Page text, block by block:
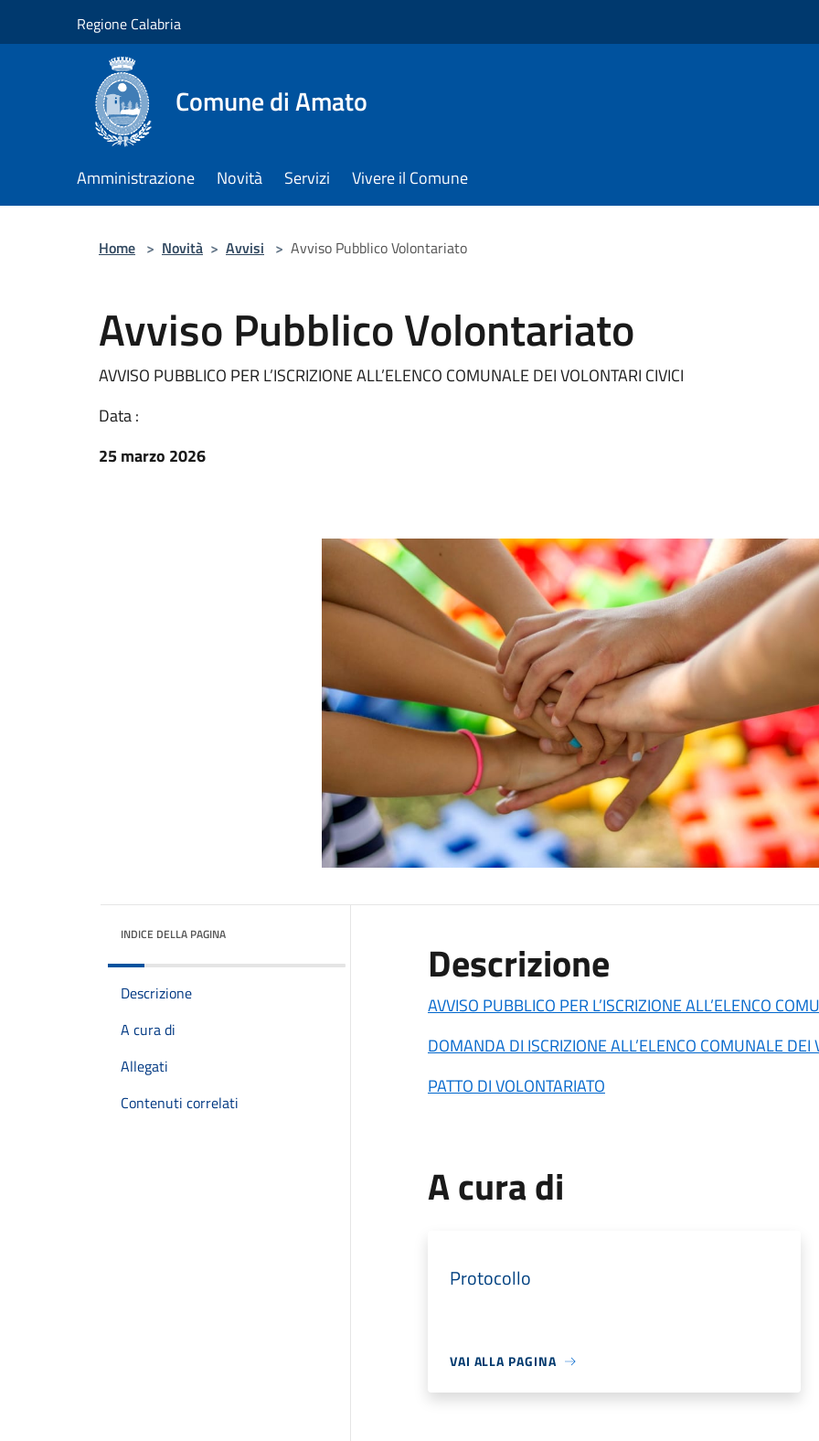
Regione Calabria
Comune di Amato
Amministrazione Novità Servizi Vivere il Comune
Home > Novità > Avvisi > Avviso Pubblico Volontariato
Avviso Pubblico Volontariato
AVVISO PUBBLICO PER L’ISCRIZIONE ALL’ELENCO COMUNALE DEI VOLONTARI CIVICI
Data :
25 marzo 2026
INDICE DELLA PAGINA
Descrizione
A cura di
Allegati
Contenuti correlati
Descrizione
AVVISO PUBBLICO PER L’ISCRIZIONE ALL’ELENCO
DOMANDA DI ISCRIZIONE ALL’ELENCO COMUNALE DEI
PATTO DI VOLONTARIATO
A cura di
Protocollo
VAI ALLA PAGINA